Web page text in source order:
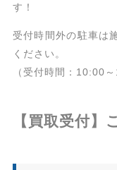
す！
受付時間外の駐車は
ください。
（受付時間：10:00
【買取受付】